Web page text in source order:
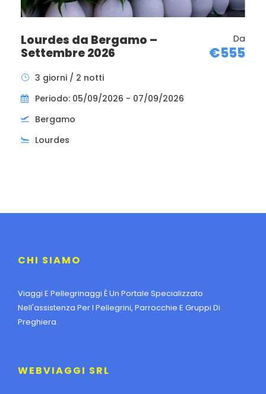
Lourdes da Bergamo –
Settembre 2026
Da
€555
3 giorni / 2 notti
Periodo: 05/09/2026 - 07/09/2026
Bergamo
Lourdes
CHI SIAMO
Viaggi E Pellegrinaggi È Un Portale Specializzato
Nell'assistenza Per I Pellegrini, Parrocchie E Gruppi Di
Preghiera.
WEBVIAGGI SRL